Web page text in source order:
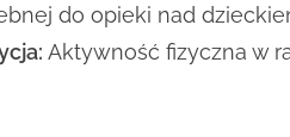
do opieki nad
Aktywność fizyczna w